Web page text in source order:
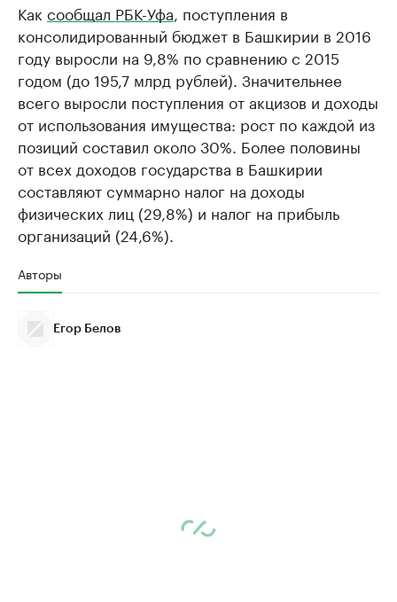
Как сообщал РБК-Уфа, поступления в
консолидированный бюджет в Башкирии в 2016
году выросли на 9,8% по сравнению с 2015
годом (до 195,7 млрд рублей). Значительнее
всего выросли поступления от акцизов и доходы
от использования имущества: рост по каждой из
позиций составил около 30%. Более половины
от всех доходов государства в Башкирии
составляют суммарно налог на доходы
физических лиц (29,8%) и налог на прибыль
организаций (24,6%).
Авторы
Егор Белов